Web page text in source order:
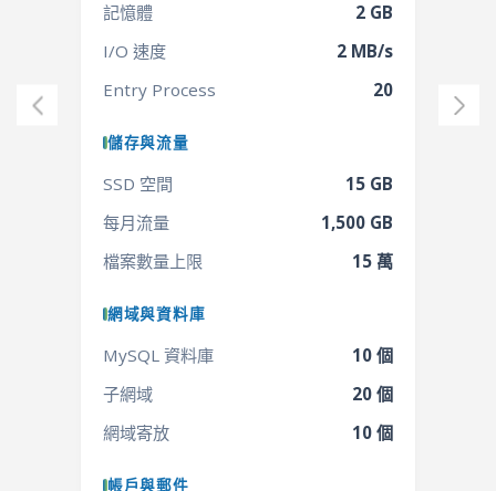
記憶體
2 GB
I/O 速度
2 MB/s
Entry Process
20
儲存與流量
SSD 空間
15 GB
每月流量
1,500 GB
檔案數量上限
15 萬
網域與資料庫
MySQL 資料庫
10 個
子網域
20 個
網域寄放
10 個
帳戶與郵件